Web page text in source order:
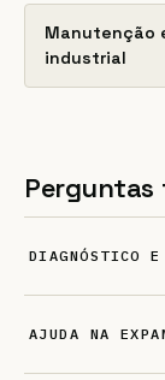
Manutenção
industrial
DIAGNÓSTICO E
AJUDA NA